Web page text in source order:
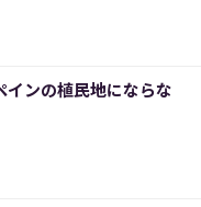
インの植民地にならな